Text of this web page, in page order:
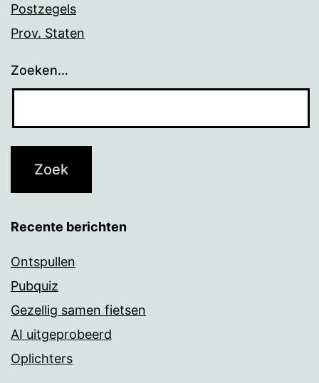
Postzegels
Prov. Staten
Zoeken…
Recente berichten
Ontspullen
Pubquiz
Gezellig samen fietsen
AI uitgeprobeerd
Oplichters